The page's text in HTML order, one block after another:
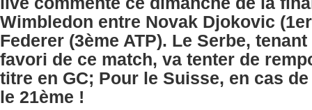
Wimbledon entre Novak Djokovic
Federer (3ème ATP). Le Serbe,
favori de ce match, va tenter de
titre en GC; Pour le Suisse, en cas
le 21ème !